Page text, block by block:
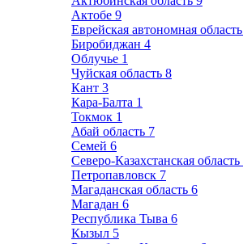
Актобе 9
Еврейская автономная область
Биробиджан 4
Облучье 1
Чуйская область 8
Кант 3
Кара-Балта 1
Токмок 1
Абай область 7
Семей 6
Северо-Казахстанская область
Петропавловск 7
Магаданская область 6
Магадан 6
Республика Тыва 6
Кызыл 5